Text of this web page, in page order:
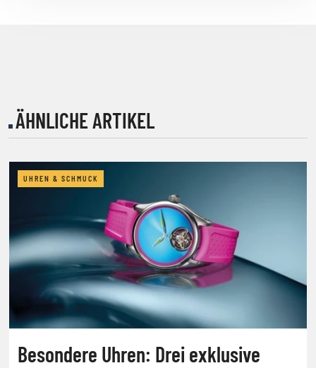
ÄHNLICHE ARTIKEL
UHREN & SCHMUCK
Besondere Uhren: Drei exklusive